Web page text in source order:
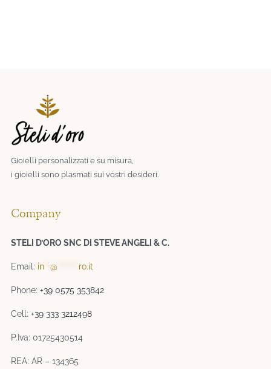
Gioielli personalizzati e su misura,
i gioielli sono plasmati sui vostri desideri.​
Company
STELI D’ORO SNC DI STEVE ANGELI & C.
Email: in **@ ro.it
Phone:+39 0575 353842
Cell:+39 333 3212498
P.Iva: 01725430514
REA: AR – 134365